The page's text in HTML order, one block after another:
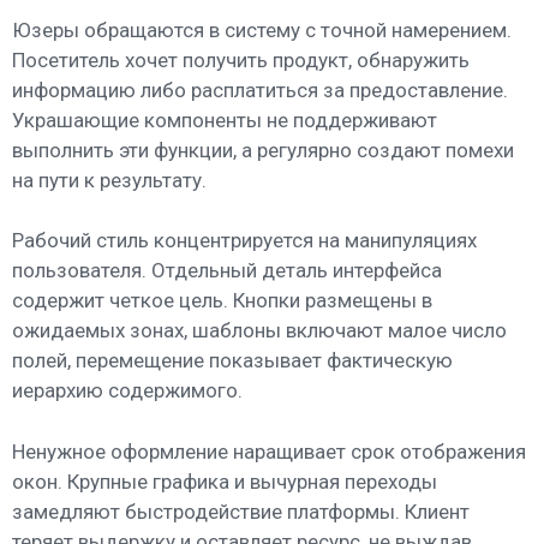
Юзеры обращаются в систему с точной намерением.
Посетитель хочет получить продукт, обнаружить
информацию либо расплатиться за предоставление.
Украшающие компоненты не поддерживают
выполнить эти функции, а регулярно создают помехи
на пути к результату.
Рабочий стиль концентрируется на манипуляциях
пользователя. Отдельный деталь интерфейса
содержит четкое цель. Кнопки размещены в
ожидаемых зонах, шаблоны включают малое число
полей, перемещение показывает фактическую
иерархию содержимого.
Ненужное оформление наращивает срок отображения
окон. Крупные графика и вычурная переходы
замедляют быстродействие платформы. Клиент